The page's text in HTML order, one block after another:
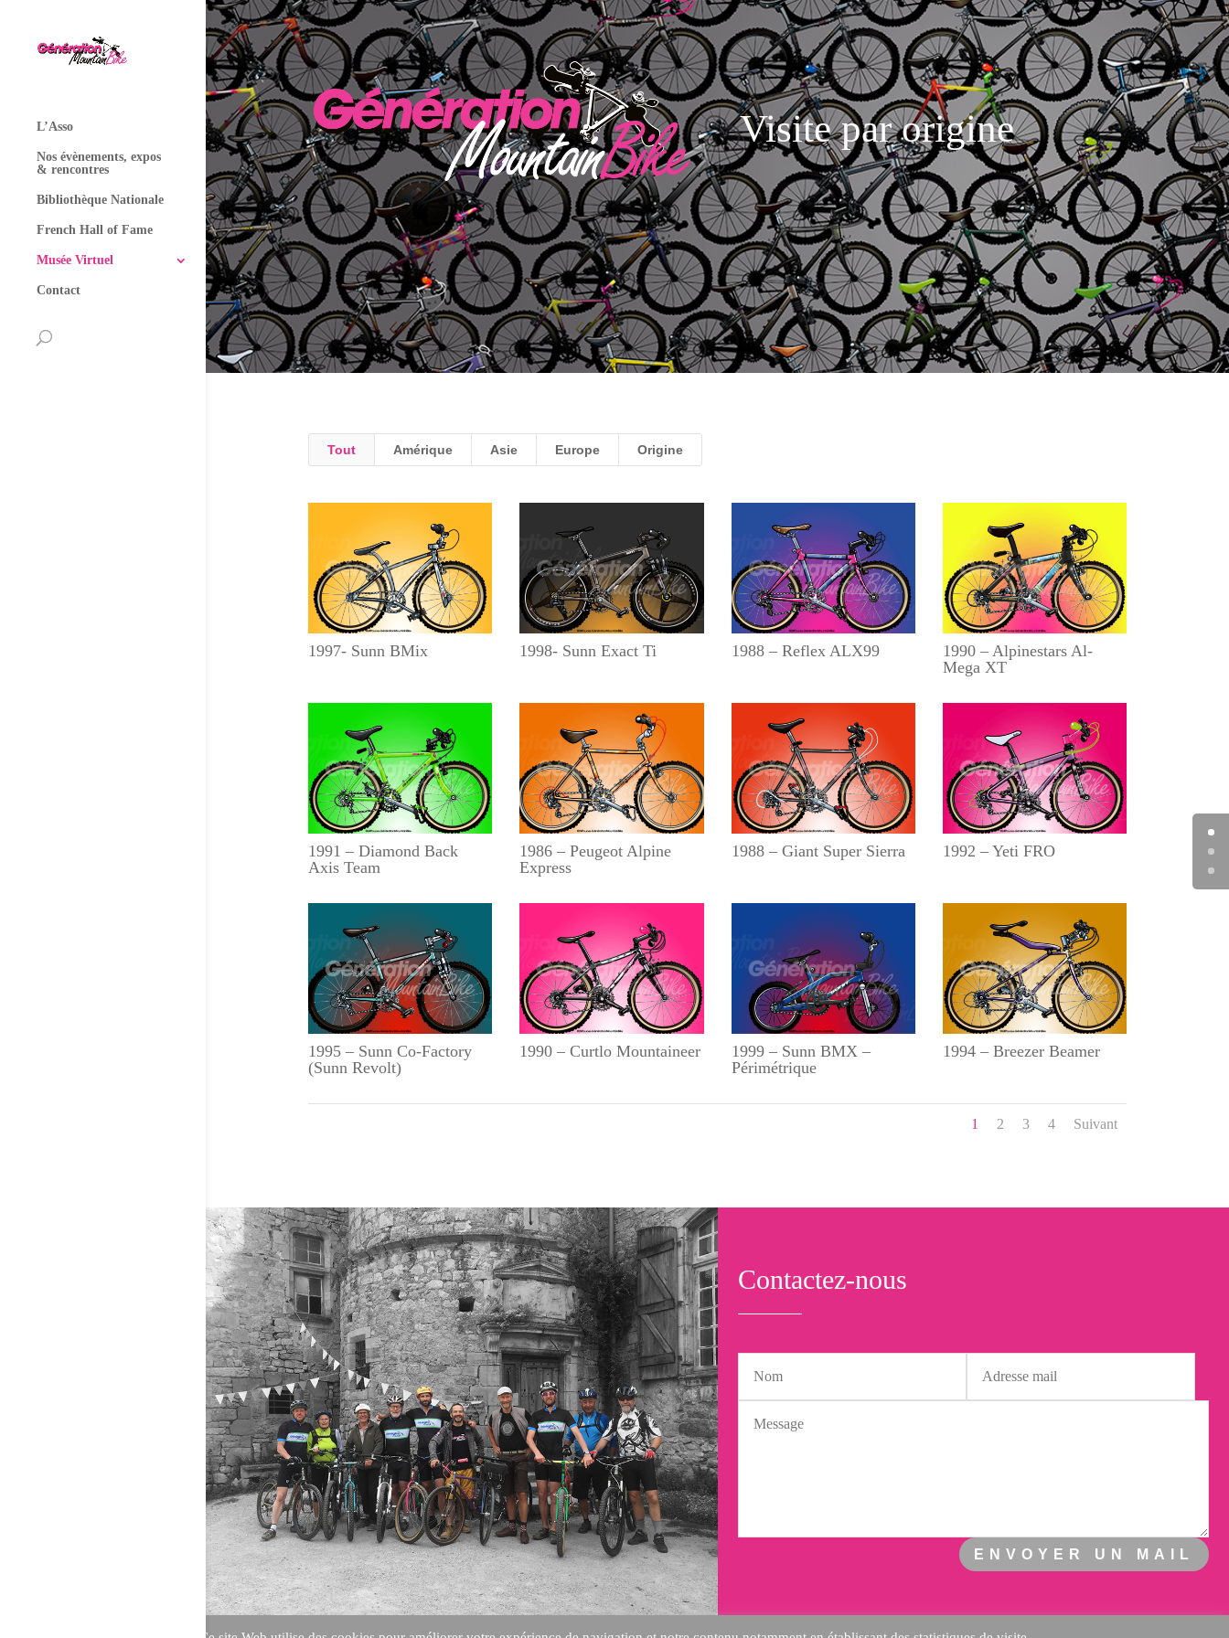
L’Asso
Nos évènements, expos
& rencontres
Bibliothèque Nationale
French Hall of Fame
Musée Virtuel
Contact
Visite par origine
Tout Amérique Asie Europe Origine
1997- Sunn BMix 1998- Sunn Exact Ti 1988 – Reflex ALX99
1990 – Alpinestars Al-
Mega XT
1991 – Diamond Back
Axis Team
1986 – Peugeot Alpine
Express
1988 – Giant Super Sierra 1992 – Yeti FRO
1995 – Sunn Co-Factory
(Sunn Revolt)
1990 – Curtlo Mountaineer
1999 – Sunn BMX –
Périmétrique
1994 – Breezer Beamer
1 2 3 4 Suivant
Contactez-nous
ENVOYER UN MAIL